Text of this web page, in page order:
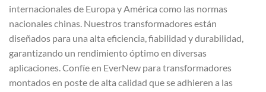
internacionales de Europa y América como las normas
nacionales chinas. Nuestros transformadores están
diseñados para una alta eficiencia, fiabilidad y durabilidad,
garantizando un rendimiento óptimo en diversas
aplicaciones. Confíe en EverNew para transformadores
montados en poste de alta calidad que se adhieren a las